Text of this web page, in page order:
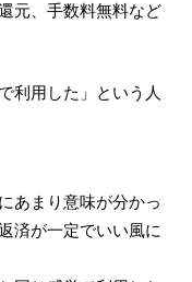
元、手数料無料など
利用した」という人
あまり意味が分かっ
済が一定でいい風に